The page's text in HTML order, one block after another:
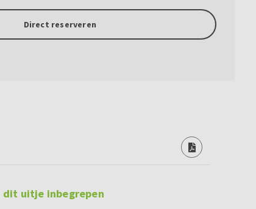
Direct reserveren
dit uitje inbegrepen